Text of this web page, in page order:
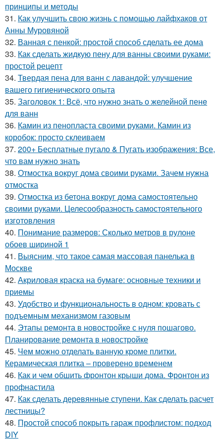
принципы и методы
31. Как улучшить свою жизнь с помощью лайфхаков от
Анны Муровяной
32. Ванная с пенкой: простой способ сделать ее дома
33. Как сделать жидкую пену для ванны своими руками:
простой рецепт
34. Твердая пена для ванн с лавандой: улучшение
вашего гигиенического опыта
35. Заголовок 1: Всё, что нужно знать о желейной пенe
для ванн
36. Камин из пенопласта своими руками. Камин из
коробок: просто склеиваем
37. 200+ Бесплатные пугало & Пугать изображения: Все,
что вам нужно знать
38. Отмостка вокруг дома своими руками. Зачем нужна
отмостка
39. Отмостка из бетона вокруг дома самостоятельно
своими руками. Целесообразность самостоятельного
изготовления
40. Понимание размеров: Сколько метров в рулоне
обоев шириной 1
41. Выясним, что такое самая массовая панелька в
Москве
42. Акриловая краска на бумаге: основные техники и
приемы
43. Удобство и функциональность в одном: кровать с
подъемным механизмом газовым
44. Этапы ремонта в новостройке с нуля пошагово.
Планирование ремонта в новостройке
45. Чем можно отделать ванную кроме плитки.
Керамическая плитка – проверено временем
46. Как и чем обшить фронтон крыши дома. Фронтон из
профнастила
47. Как сделать деревянные ступени. Как сделать расчет
лестницы?
48. Простой способ покрыть гараж профлистом: подход
DIY